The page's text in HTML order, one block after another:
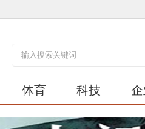
体育 科技